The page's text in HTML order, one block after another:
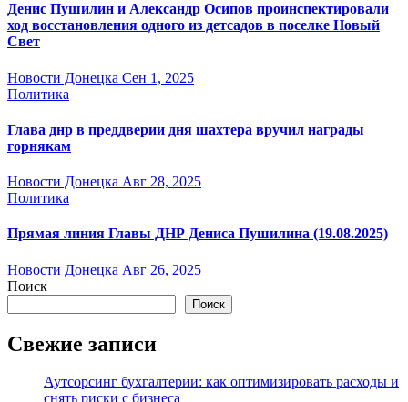
Денис Пушилин и Александр Осипов проинспектировали
ход восстановления одного из детсадов в поселке Новый
Свет
Новости Донецка Сен 1, 2025
Политика
Глава днр в преддверии дня шахтера вручил награды
горнякам
Новости Донецка Авг 28, 2025
Политика
Прямая линия Главы ДНР Дениса Пушилина (19.08.2025)
Новости Донецка Авг 26, 2025
Поиск
Поиск
Свежие записи
Аутсорсинг бухгалтерии: как оптимизировать расходы и
снять риски с бизнеса